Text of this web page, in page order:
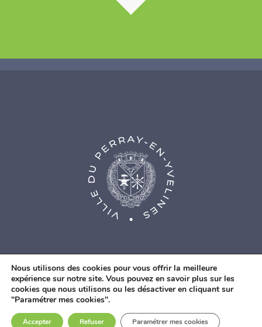
© Agence Web Fidesio|Mentions légales|Politique de
confidentialité|Contacts
Nous utilisons des cookies pour vous offrir la meilleure
expérience sur notre site. Vous pouvez en savoir plus sur les
cookies que nous utilisons ou les désactiver en cliquant sur
"Paramétrer mes cookies".
Accepter Refuser Paramétrer mes cookies